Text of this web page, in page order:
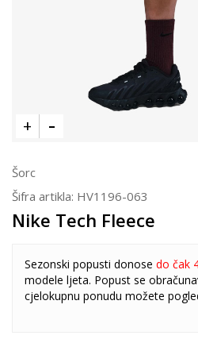
Šorc
Šifra artikla: HV1196-063
Nike Tech Fleece
Sezonski popusti donose do čak
modele ljeta. Popust se
cjelokupnu ponudu možete